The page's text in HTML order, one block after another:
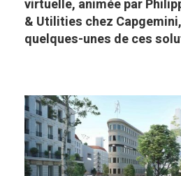
virtuelle, animée par
& Utilities chez
quelques-unes de ces